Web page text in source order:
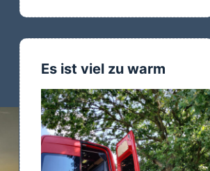
Es ist viel zu warm